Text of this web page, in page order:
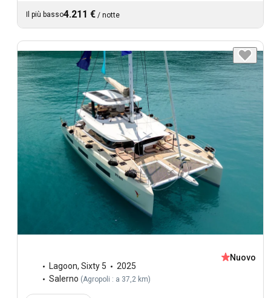
Il più basso4.211 € / notte
Lagoon, Sixty 5
2025
Salerno (Agropoli : a 37,2 km)
Nuovo